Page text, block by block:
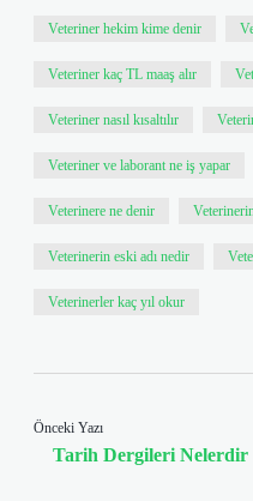
Veteriner hekim kime denir
Veteriner kaç TL maaş alır
Veteriner nasıl kısaltılır
Veteriner ve laborant ne iş yapar
Veterinere ne denir
Veterinerin eski adı nedir
Veterinerler kaç yıl okur
Önceki Yazı
Tarih Dergileri Nelerdir